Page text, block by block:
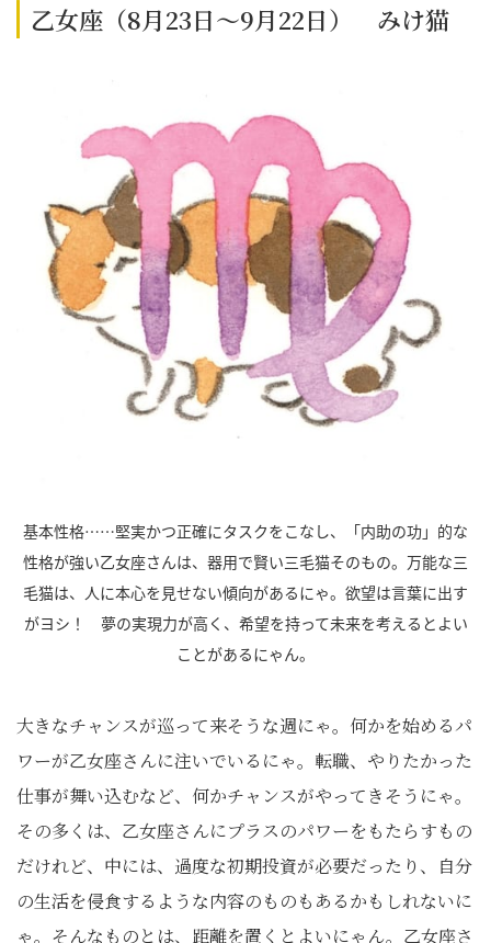
乙女座（8月23日～9月22日） みけ猫
基本性格……堅実かつ正確にタスクをこなし、「内助の功」的な
性格が強い乙女座さんは、器用で賢い三毛猫そのもの。万能な三
毛猫は、人に本心を見せない傾向があるにゃ。欲望は言葉に出す
がヨシ！ 夢の実現力が高く、希望を持って未来を考えるとよい
ことがあるにゃん。
大きなチャンスが巡って来そうな週にゃ。何かを始めるパ
ワーが乙女座さんに注いでいるにゃ。転職、やりたかった
仕事が舞い込むなど、何かチャンスがやってきそうにゃ。
その多くは、乙女座さんにプラスのパワーをもたらすもの
だけれど、中には、過度な初期投資が必要だったり、自分
の生活を侵食するような内容のものもあるかもしれないに
ゃ。そんなものとは、距離を置くとよいにゃん。乙女座さ